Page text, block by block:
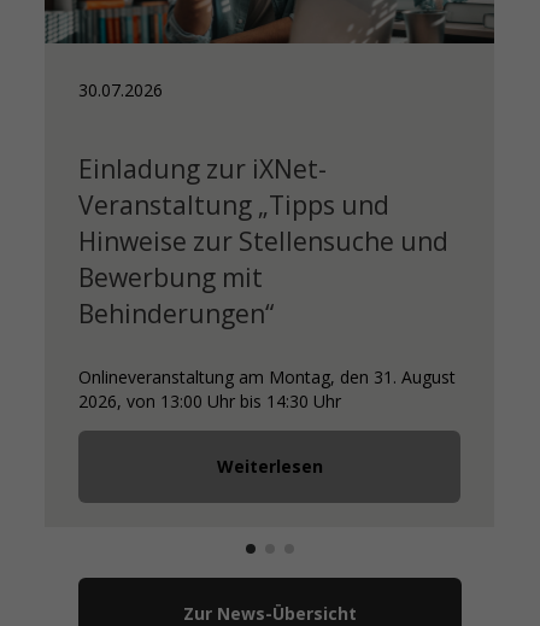
30.07.2026
Einladung zur iXNet-
Veranstaltung „Tipps und
Hinweise zur Stellensuche und
Bewerbung mit
Behinderungen“
Onlineveranstaltung am Montag, den 31. August
2026, von 13:00 Uhr bis 14:30 Uhr
Weiterlesen
Zur News-Übersicht